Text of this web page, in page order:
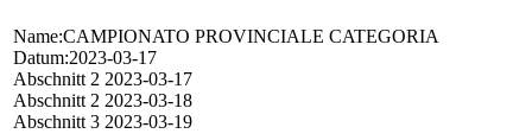
Name:CAMPIONATO PROVINCIALE CATEGORIA
Datum:2023-03-17
Abschnitt 2 2023-03-17
Abschnitt 2 2023-03-18
Abschnitt 3 2023-03-19